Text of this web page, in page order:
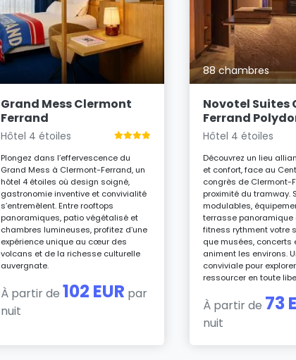
Grand Mess Clermont
Ferrand
Hôtel 4 étoiles
Plongez dans l’effervescence du
Grand Mess à Clermont-Ferrand, un
hôtel 4 étoiles où design soigné,
gastronomie inventive et convivialité
s’entremêlent. Entre rooftops
panoramiques, patio végétalisé et
chambres lumineuses, profitez d’une
expérience unique au cœur des
volcans et de la richesse culturelle
auvergnate.
À partir de 102 EUR par
nuit
88 chambres
Novotel Suites
Ferrand
Hôtel 4 étoiles
Découvrez un lieu
et confort, face au
congrès de Clermont-
proximité du tramway.
modulables,
terrasse panoramique
fitness rythment votre
que musées, concerts
animent les environs.
conviviale pour
ressourcer en toute
À partir de 73
nuit